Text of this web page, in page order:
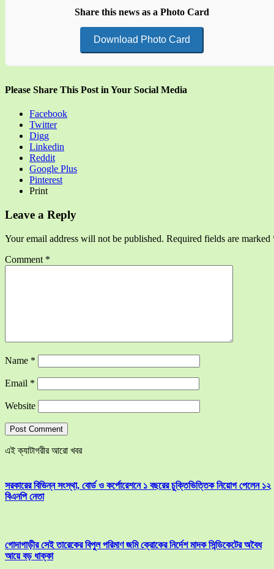
Share this news as a Photo Card
Download Photo Card
Please Share This Post in Your Social Media
Facebook
Twitter
Digg
Linkedin
Reddit
Google Plus
Pinterest
Print
Leave a Reply
Your email address will not be published. Required fields are marked
Comment *
Name *
Email *
Website
এই ক্যাটাগরীর আরো খবর
সরকারের বিভিন্ন সংস্থা, বোর্ড ও কর্পোরেশনে ১ বছরের চুক্তিভিত্তিক নিয়োগ পেলেন ১২
বিএনপি নেতা
গোদাগাড়ীর সেই তারেকের বিপুল পরিমাণ জমি ক্রোকের নির্দেশ মাদক সিন্ডিকেটের অবৈধ
আয়ে বড় ধাক্কা